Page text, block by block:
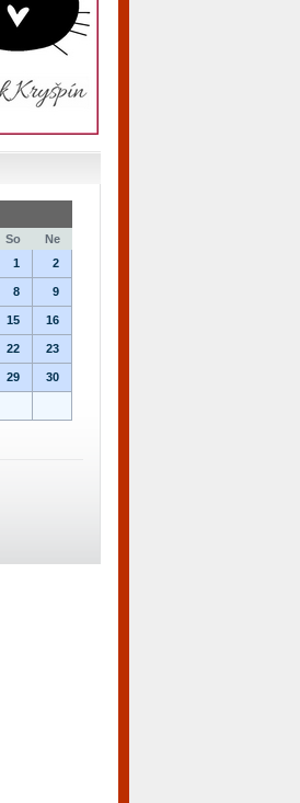
So
Ne
1
2
8 9
15 16
22 23
29 30